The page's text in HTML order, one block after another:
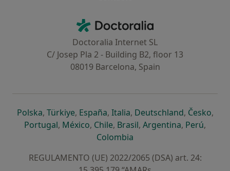
Doctoralia - Homepage
Doctoralia Internet SL
C/ Josep Pla 2 - Building B2, floor 13
08019 Barcelona, Spain
Polskaabre num novo separador
, Türkiyeabre num novo separador
, Españaabre num novo separador
, Italiaabre num novo
, Deutschlandabre num
, Česko,
Portugalabre num novo separador
, Méxicoabre num novo separador
, Chileabre num novo separador
, Brasilabre num novo
, Argentinaabre num
, Perúabre
,
Colombia
REGULAMENTO (UE) 2022/2065 (DSA) art. 24: